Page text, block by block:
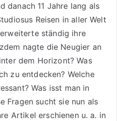
danach 11 Jahre lang als
Reisen in aller Welt
ständig ihre
nagte die Neugier an
dem Horizont? Was
zu entdecken? Welche
Was isst man in
Fragen sucht sie nun als
Artikel erschienen u. a. in